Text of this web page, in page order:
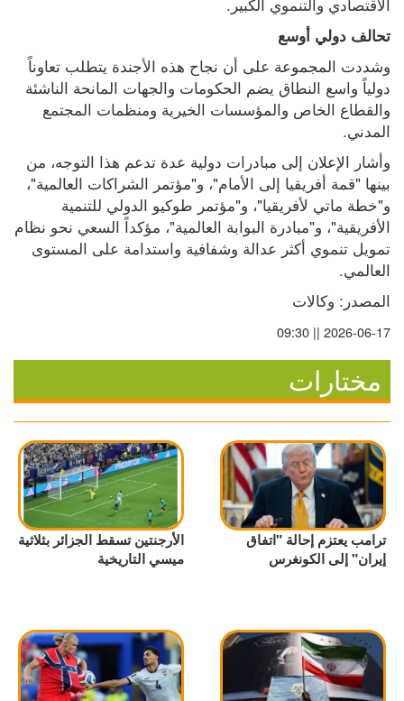
تحالف دولي أوسع
وشددت المجموعة على أن نجاح هذه الأجندة يتطلب تعاوناً
المدني.
العالمي.
المصدر: وكالات
2026-06-17 || 09:30
مختارات
ترامب يعتزم إحالة "اتفاق
إيران" إلى الكونغرس
الأرجنتين تسقط الجزائر بثلاثية
ميسي التاريخية